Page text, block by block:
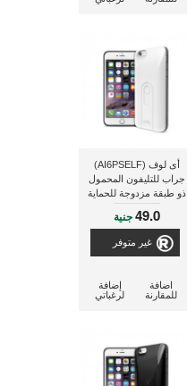
أى لوف (AI6PSELF)
جراب للتليفون المحمول
ذو طبقة مزدوجة للحماية
ومزود بلاقط لإلتقاط
الصور لاسلكيا بالكاميرا
مقاس 5.5 بوصة
49.0جنية
غير متوفر
إضافة
لرغباتي
اضافة
للمقارنة